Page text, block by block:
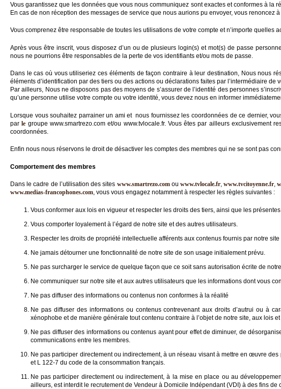
Vous garantissez que les données que vous nous communiquez sont exactes et conformes à
En cas de non réception des messages de service que nous aurions pu envoyer, vous renoncez
Vous comprenez être responsable de toutes les utilisations de votre compte et n’importe quelles
Après vous être inscrit, vous disposez d’un ou de plusieurs login(s) et mot(s) de passe
nous ne pourrions être responsables de la perte de vos identifiants et/ou mots de passe.
Dans le cas où vous utiliseriez ces éléments de façon contraire à leur destination, Nous nous
éléments d’identification par des tiers ou des actions ou déclarations faites par l’intermédiaire de
Par ailleurs, Nous ne disposons pas des moyens de s’assurer de l’identité des personnes
qu’une personne utilise votre compte ou votre identité, vous devez nous en informer
Lorsque vous souhaitez parrainer un ami et nous fournissez les coordonnées de ce dernier,
parle groupe www.smartrezo.com et/ou www.tvlocale.fr. Vous êtes par ailleurs
coordonnées.
Enfin nous nous réservons le droit de désactiver les comptes des membres qui ne se sont pas
Comportement des membres
Dans le cadre de l’utilisation des sites www.smartrezo.comou www.tvlocale.fr,www.tvcitoyenne.fr,
www.medias-francophones.com, vous vous engagez notamment à respecter les règles suivantes :
Vous conformer aux lois en vigueur et respecter les droits des tiers, ainsi que les
Vous comporter loyalement à l’égard de notre site et des autres utilisateurs.
Respecter les droits de propriété intellectuelle afférents aux contenus fournis par notre site
Ne jamais détourner une fonctionnalité de notre site de son usage initialement prévu.
Ne pas surcharger le service de quelque façon que ce soit sans autorisation écrite de
Ne communiquer sur notre site et aux autres utilisateurs que les informations dont vous
Ne pas diffuser des informations ou contenus non conformes à la réalité
Ne pas diffuser des informations ou contenus contrevenant aux droits d’autrui ou à
xénophobe et de manière générale tout contenu contraire à l’objet de notre site, aux lois
Ne pas diffuser des informations ou contenus ayant pour effet de diminuer, de
communications entre les membres.
Ne pas participer directement ou indirectement, à un réseau visant à mettre en œuvre
et L 122-7 du code de la consommation français.
Ne pas participer directement ou indirectement, à la mise en place ou au
ailleurs, est interdit le recrutement de Vendeur à Domicile Indépendant (VDI) à des fins de